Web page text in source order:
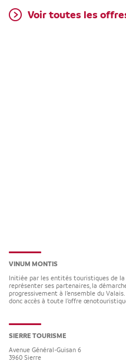
Voir toutes les
VINUM MONTIS
Initiée par les entités touristiques de
représenter ses partenaires, la
progressivement à l’ensemble du
donc accès à toute l’offre
SIERRE TOURISME
Avenue Général-Guisan 6
3960 Sierre